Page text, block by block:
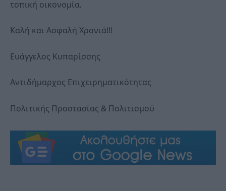
τοπική οικονομία.
Καλή και Ασφαλή Χρονιά!!!
Ευάγγελος Κυπαρίσσης
Αντιδήμαρχος Επιχειρηματικότητας
Πολιτικής Προστασίας & Πολιτισμού